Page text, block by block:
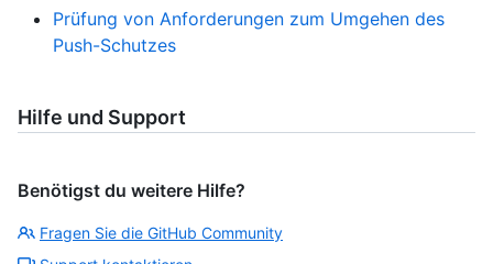
Prüfung von Anforderungen zum Umgehen des
Push-Schutzes
Hilfe und Support
Benötigst du weitere Hilfe?
Fragen Sie die GitHub Community